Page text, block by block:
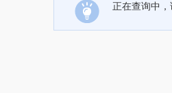
正在查询中